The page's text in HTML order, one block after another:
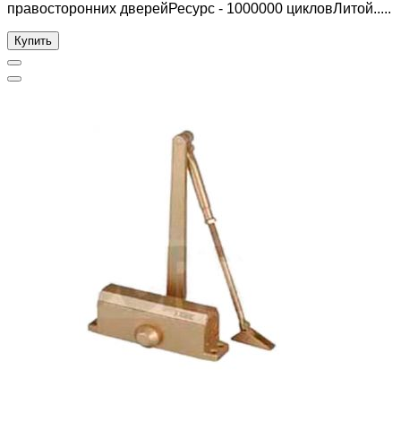
правосторонних дверейРесурс - 1000000 цикловЛитой.....
Купить